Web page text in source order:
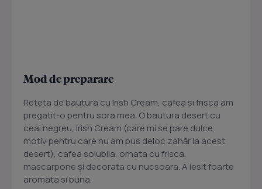
Mod de preparare
Reteta de bautura cu Irish Cream, cafea si frisca am
pregatit-o pentru sora mea. O bautura desert cu
ceai negreu, Irish Cream (care mi se pare dulce,
motiv pentru care nu am pus deloc zahăr la acest
desert), cafea solubila, ornata cu frisca,
mascarpone și decorata cu nucsoara. A iesit foarte
aromata si buna.